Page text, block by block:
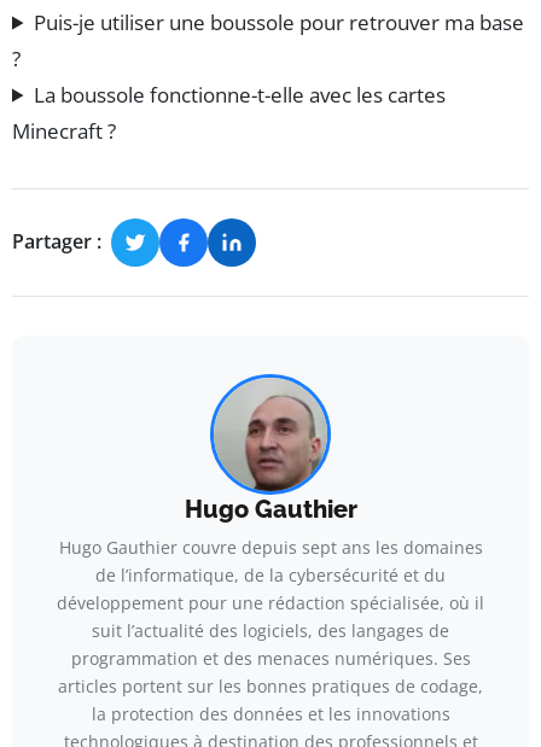
Puis-je utiliser une boussole pour retrouver ma base
?
La boussole fonctionne-t-elle avec les cartes
Minecraft ?
Partager :
Hugo Gauthier
Hugo Gauthier couvre depuis sept ans les domaines
de l’informatique, de la cybersécurité et du
développement pour une rédaction spécialisée, où il
suit l’actualité des logiciels, des langages de
programmation et des menaces numériques. Ses
articles portent sur les bonnes pratiques de codage,
la protection des données et les innovations
technologiques à destination des professionnels et